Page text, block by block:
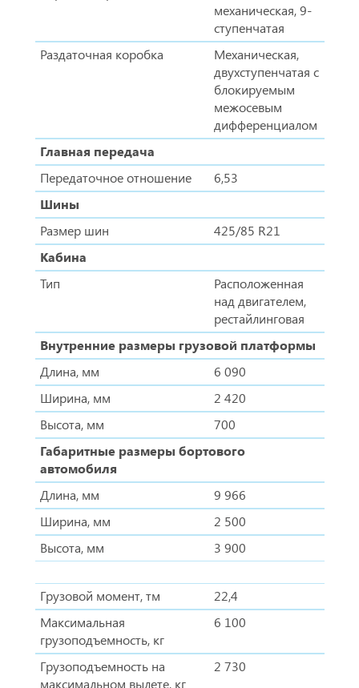
механическая, 9-
ступенчатая
Раздаточная коробка
Механическая,
двухступенчатая с
блокируемым
межосевым
дифференциалом
Главная передача
Передаточное отношение
6,53
Шины
Размер шин
425/85 R21
Кабина
Тип
Расположенная
над двигателем,
рестайлинговая
Внутренние размеры грузовой платформы
Длина, мм
6 090
Ширина, мм
2 420
Высота, мм
700
Габаритные размеры бортового
автомобиля
Длина, мм
9 966
Ширина, мм
2 500
Высота, мм
3 900
Грузовой момент, тм
22,4
Максимальная
грузоподъемность, кг
6 100
Грузоподъемность на
максимальном вылете, кг
2 730